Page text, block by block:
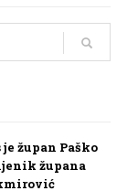
je župan Paško
župana